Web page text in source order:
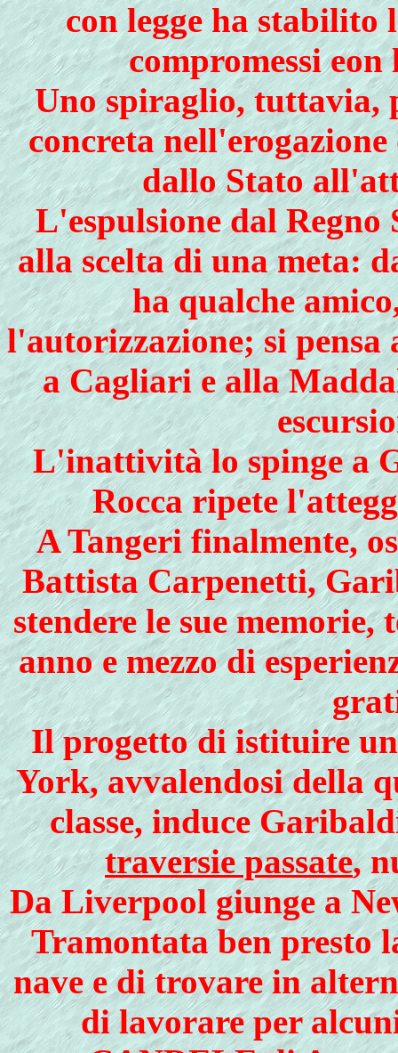
con legge ha stabilito
compromessi
Uno spiraglio, tuttavia,
concreta
dallo Stato
L'espulsione dal
alla scelta di una meta:
ha qualche
l'autorizzazione; si
a Cagliari e alla
L'inattività lo spinge a
Rocca ripete
A Tangeri finalmente,
Battista Carpenetti,
stendere le sue
anno e mezzo di
Il progetto di istituire
York, avvalendosi della
classe, induce
traversie passate,
Da Liverpool giunge a
Tramontata ben presto
nave e di trovare in
di lavorare per